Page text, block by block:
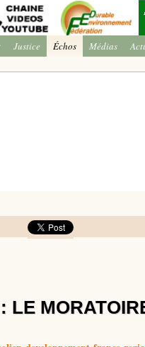
Justice Échos Médias
LE